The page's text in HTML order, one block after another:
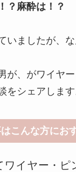
？麻酔は！？
いましたが、な
が、がワイヤ
をシェアします
こんな方にお
ワイヤー・ピ